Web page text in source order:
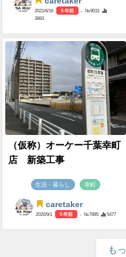
2021/6/16 5 年前
- №9031
3883
（仮称）オーケー千葉幸町
店 新築工事
生活・暮らし 幸町
caretaker
2020/9/1 5 年前 - №7895 5477
も